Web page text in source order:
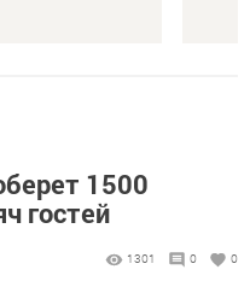
1500
гостей
1301 0 0